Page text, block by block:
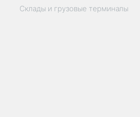
Склады и грузовые терминалы